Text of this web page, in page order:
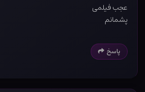
عجب فیلمی
پشمانم
پاسخ